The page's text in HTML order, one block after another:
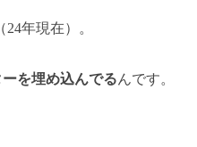
年現在）。
を埋め込んでるんです。